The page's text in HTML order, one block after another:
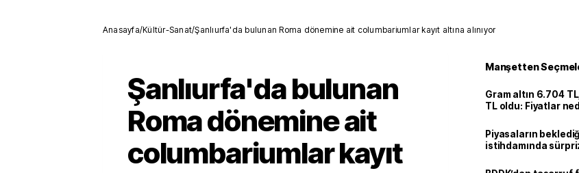
Anasayfa/Kültür-Sanat/Şanlıurfa'da bulunan Roma dönemine ait columbariumlar kayıt altına alınıyor
Şanlıurfa'da bulunan
Roma dönemine ait
columbariumlar kayıt
Manşetten
Gram altın 6.704
TL oldu: Fiyatlar
Piyasaların
istihdamında